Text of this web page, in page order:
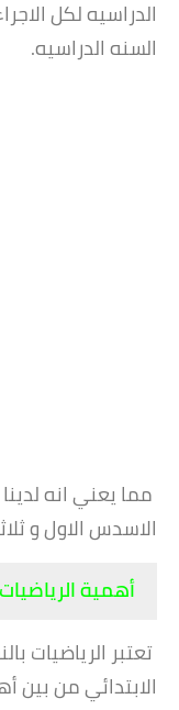
الدراسيه لكل
السنه الدراسيه.
مما يعني انه
الاسدس الاول و
أهمية
تعتبر الرياضيات
الابتدائي من بين